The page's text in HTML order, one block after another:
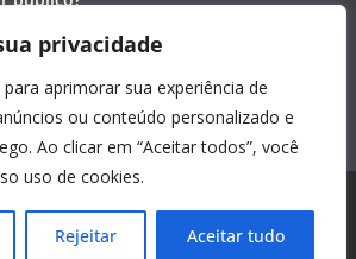
privacidade
aprimorar sua experiência de
ou conteúdo personalizado e
Ao clicar em “Aceitar todos”, você
uso de cookies.
Rejeitar Aceitar tudo
2026
e gratuitos
Foco
. Todos os direitos reservados.
por ThemeGrill. Powered byWordPress